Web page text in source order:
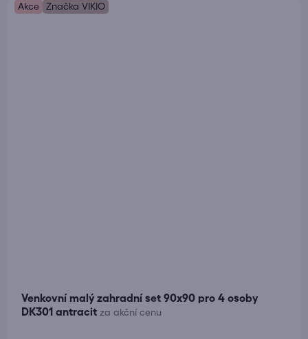
Akce Značka VIKIO
Venkovní malý zahradní set 90x90 pro 4 osoby
DK301 antracit za akční cenu